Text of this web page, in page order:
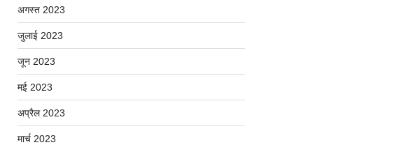
अगस्त 2023
जुलाई 2023
जून 2023
मई 2023
अप्रैल 2023
मार्च 2023